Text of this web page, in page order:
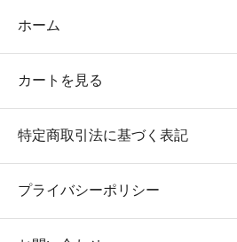
ホーム
カートを見る
特定商取引法に基づく表記
プライバシーポリシー